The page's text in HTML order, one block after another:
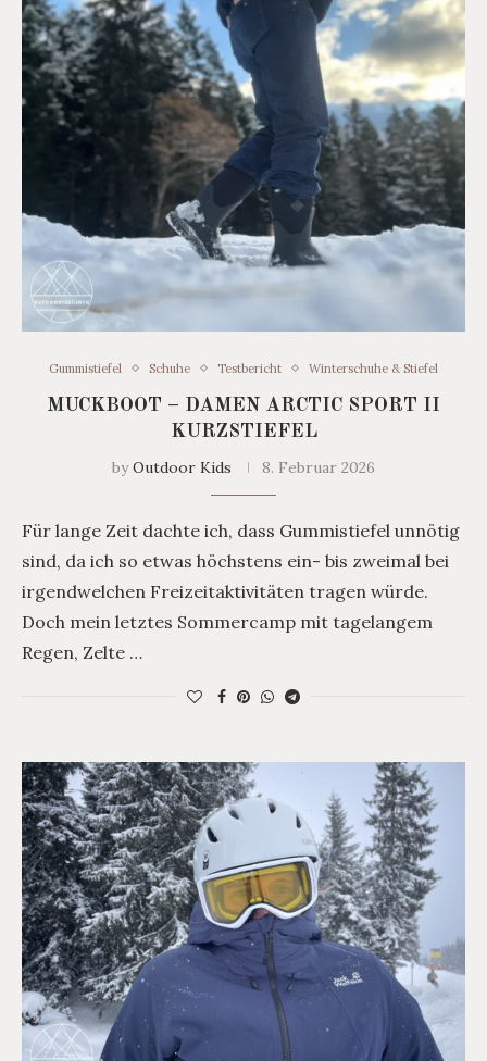
Gummistiefel Schuhe Testbericht Winterschuhe & Stiefel
MUCKBOOT – DAMEN ARCTIC SPORT II
KURZSTIEFEL
byOutdoor Kids 8. Februar 2026
Für lange Zeit dachte ich, dass Gummistiefel unnötig
sind, da ich so etwas höchstens ein- bis zweimal bei
irgendwelchen Freizeitaktivitäten tragen würde.
Doch mein letztes Sommercamp mit tagelangem
Regen, Zelte …